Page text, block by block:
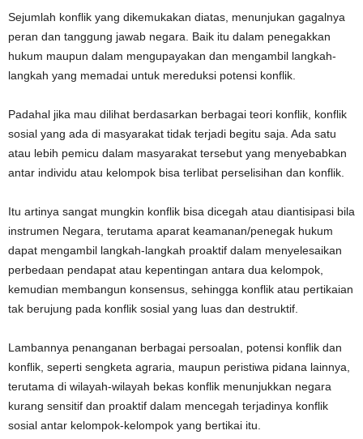
Sejumlah konflik yang dikemukakan diatas, menunjukan gagalnya
peran dan tanggung jawab negara. Baik itu dalam penegakkan
hukum maupun dalam mengupayakan dan mengambil langkah-
langkah yang memadai untuk mereduksi potensi konflik.
Padahal jika mau dilihat berdasarkan berbagai teori konflik, konflik
sosial yang ada di masyarakat tidak terjadi begitu saja. Ada satu
atau lebih pemicu dalam masyarakat tersebut yang menyebabkan
antar individu atau kelompok bisa terlibat perselisihan dan konflik.
Itu artinya sangat mungkin konflik bisa dicegah atau diantisipasi bila
instrumen Negara, terutama aparat keamanan/penegak hukum
dapat mengambil langkah-langkah proaktif dalam menyelesaikan
perbedaan pendapat atau kepentingan antara dua kelompok,
kemudian membangun konsensus, sehingga konflik atau pertikaian
tak berujung pada konflik sosial yang luas dan destruktif.
Lambannya penanganan berbagai persoalan, potensi konflik dan
konflik, seperti sengketa agraria, maupun peristiwa pidana lainnya,
terutama di wilayah-wilayah bekas konflik menunjukkan negara
kurang sensitif dan proaktif dalam mencegah terjadinya konflik
sosial antar kelompok-kelompok yang bertikai itu.